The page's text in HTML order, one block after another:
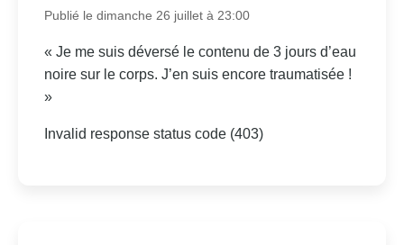
Publié le dimanche 26 juillet à 23:00
« Je me suis déversé le contenu de 3 jours d’eau
noire sur le corps. J’en suis encore traumatisée !
»
Invalid response status code (403)